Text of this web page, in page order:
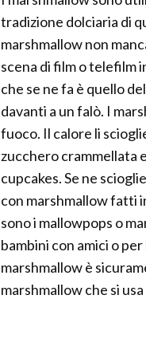
tradizione dolciaria di
marshmallow non
scena di film o telefilm
che se ne fa è quello
davanti a un falò. I
fuoco. Il calore li
zucchero crammellata
cupcakes. Se ne
con marshmallow fatti
sono i mallowpops o
bambini con amici o
marshmallow è
marshmallow che si